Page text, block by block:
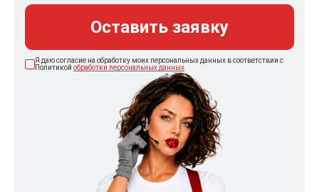
Оставить заявку
Я даю согласие на обработку моих персональных данных в соответствии с
Политикой обработки персональных данных